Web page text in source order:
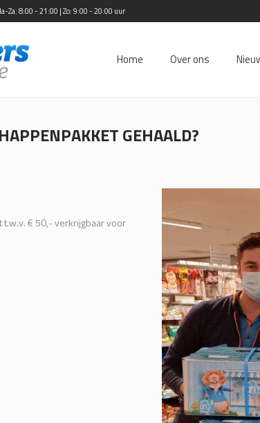
Za: 8:00 - 21:00 | Zo: 9:00 - 20:00 uur
Home Over ons
GEHAALD?
€ 50,- verkrijgbaar voor